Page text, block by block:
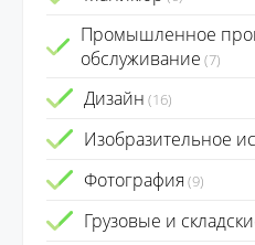
Промышленное
обслуживание (7)
Дизайн (16)
Изобразительное
Фотография (9)
Грузовые и